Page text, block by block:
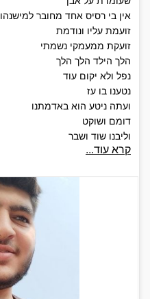
אין בי רסיס אחד מחובר למישנהו
זועמת עליו ונודמת
זועקת ממעמקי נשמתי
הלך הילד הלך הלך
נפל ולא יקום עוד
נטענו בו עז
ועתה ניטע הוא באדמתנו
דומם ושוקט
וליבנו שוד ושבר
בת עמי השדודה
מי יקימנו משברון ליבנו
אחחח אוי לה לאם כי תתייפח
קרא עוד...